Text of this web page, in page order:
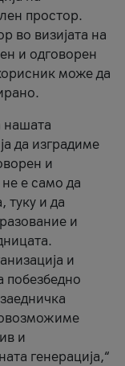
простор.
во визијата на
и одговорен
може да
нашата
да изградиме
и
е само да
туку и да
и
и
побезбедно
и
генерација,“